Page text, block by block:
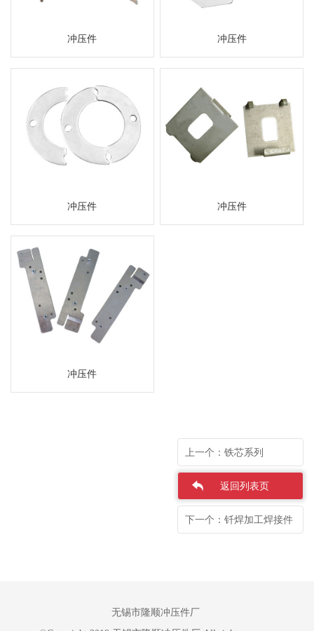
冲压件 冲压件
冲压件 冲压件
冲压件
上一个：铁芯系列
返回列表页
下一个：钎焊加工焊接件
无锡市隆顺冲压件厂